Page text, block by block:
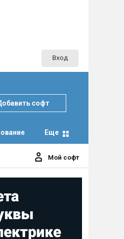
Вход
софт
Еще
Мой софт